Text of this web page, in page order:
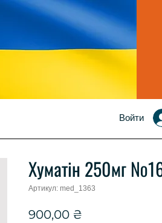
Войти
Хуматін 250мг
Артикул: med_1363
900,00 ₴